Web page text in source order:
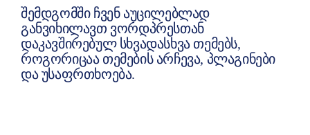
შემდგომში ჩვენ აუცილებლად
განვიხილავთ ვორდპრესთან
დაკავშირებულ სხვადასხვა თემებს,
როგორიცაა თემების არჩევა, პლაგინები
და უსაფრთხოება.